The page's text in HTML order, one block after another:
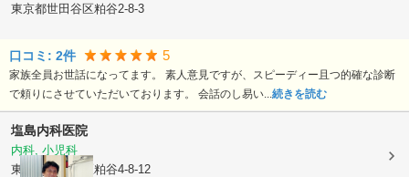
東京都世田谷区粕谷2-8-3
口コミ: 2件 5
家族全員お世話になってます。 素人意見ですが、スピーディー且つ的確な診断
で頼りにさせていただいております。 会話のし易い...続きを読む
塩島内科医院
内科, 小児科
東京都世田谷区 粕谷4-8-12